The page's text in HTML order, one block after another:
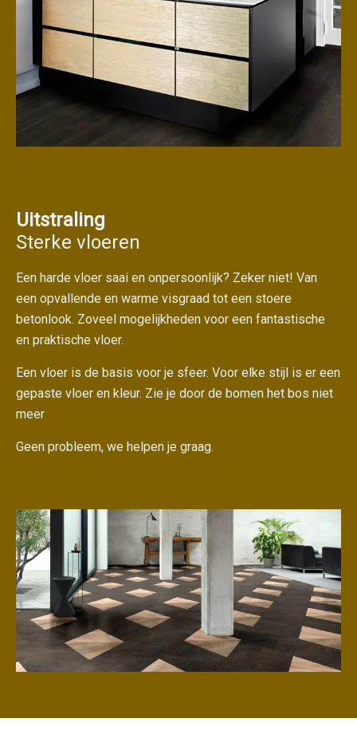
Uitstraling
Sterke vloeren
Een harde vloer saai en onpersoonlijk? Zeker niet! Van
een opvallende en warme visgraad tot een stoere
betonlook. Zoveel mogelijkheden voor een fantastische
en praktische vloer.
Een vloer is de basis voor je sfeer. Voor elke stijl is er een
gepaste vloer en kleur. Zie je door de bomen het bos niet
meer
Geen probleem, we helpen je graag.